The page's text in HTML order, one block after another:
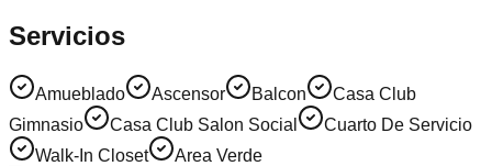
Servicios
Amueblado Ascensor Balcon
Casa Club
Gimnasio
Casa Club Salon Social
Cuarto De Servicio
Walk-In Closet
Area Verde